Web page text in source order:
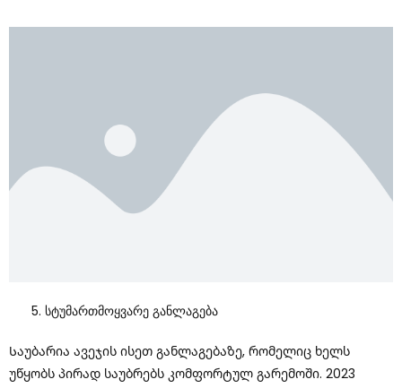
Სტუმართმოყვარე Განლაგება
Საუბარია Ავეჯის Ისეთ Განლაგებაზე, Რომელიც Ხელს
Უწყობს Პირად Საუბრებს Კომფორტულ Გარემოში. 2023